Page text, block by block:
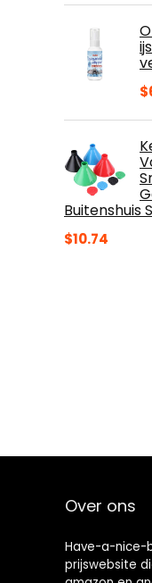
$
Buitenshuis
$10.74
Over ons
Have-a-nice-
prijswebsite